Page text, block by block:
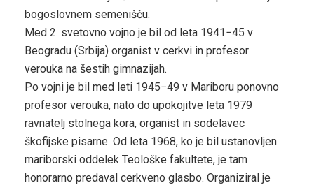
bogoslovnem semenišču.
Med 2. svetovno vojno je bil od leta 1941−45 v
Beogradu (Srbija) organist v cerkvi in profesor
verouka na šestih gimnazijah.
Po vojni je bil med leti 1945−49 v Mariboru ponovno
profesor verouka, nato do upokojitve leta 1979
ravnatelj stolnega kora, organist in sodelavec
škofijske pisarne. Od leta 1968, ko je bil ustanovljen
mariborski oddelek Teološke fakultete, je tam
honorarno predaval cerkveno glasbo. Organiziral je